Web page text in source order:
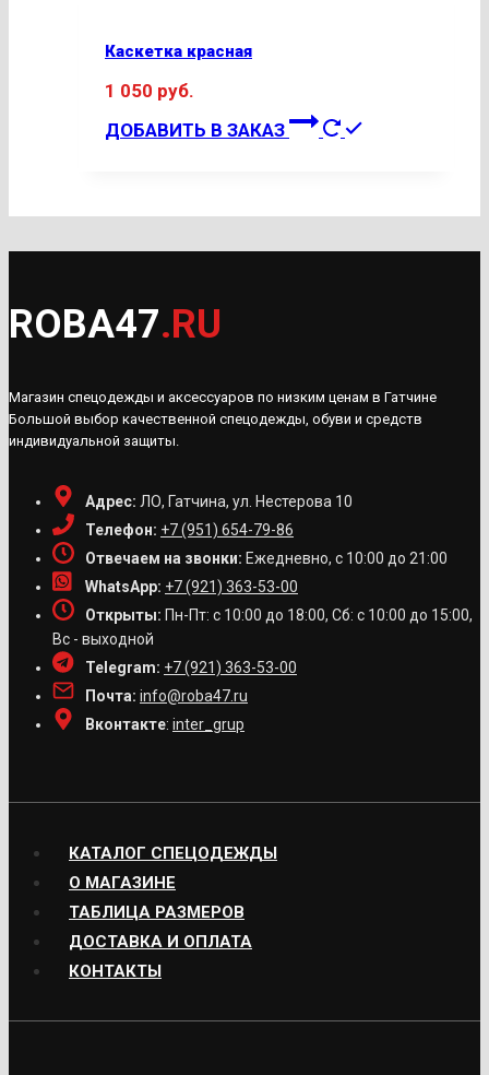
Каскетка красная
1 050 руб.
ДОБАВИТЬ В ЗАКАЗ
ROBA47.RU
Магазин спецодежды и аксессуаров по низким ценам в Гатчине
Большой выбор качественной спецодежды, обуви и средств
индивидуальной защиты.
Адрес: ЛО, Гатчина, ул. Нестерова 10
Телефон: +7 (951) 654-79-86
Отвечаем на звонки: Ежедневно, с 10:00 до 21:00
WhatsApp: +7 (921) 363-53-00
Открыты: Пн-Пт: с 10:00 до 18:00, Сб: с 10:00 до 15:00,
Вс - выходной
Telegram: +7 (921) 363-53-00
Почта: info@roba47.ru
Вконтакте: inter_grup
КАТАЛОГ СПЕЦОДЕЖДЫ
О МАГАЗИНЕ
ТАБЛИЦА РАЗМЕРОВ
ДОСТАВКА И ОПЛАТА
КОНТАКТЫ